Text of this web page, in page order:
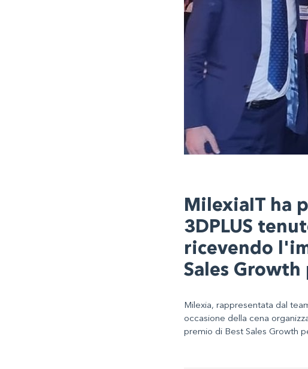
MilexiaIT ha
3DPLUS
ricevendo
Sales
Milexia, rappresentata dal
occasione della cena
premio di Best Sales Growth